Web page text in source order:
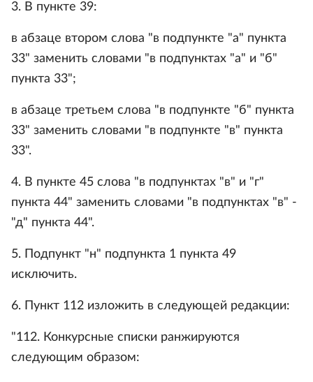
3. В пункте 39:
в абзаце втором слова "в подпункте "а" пункта
33" заменить словами "в подпунктах "а" и "б"
пункта 33";
в абзаце третьем слова "в подпункте "б" пункта
33" заменить словами "в подпункте "в" пункта
33".
4. В пункте 45 слова "в подпунктах "в" и "г"
пункта 44" заменить словами "в подпунктах "в" -
"д" пункта 44".
5. Подпункт "н" подпункта 1 пункта 49
исключить.
6. Пункт 112 изложить в следующей редакции:
"112. Конкурсные списки ранжируются
следующим образом: